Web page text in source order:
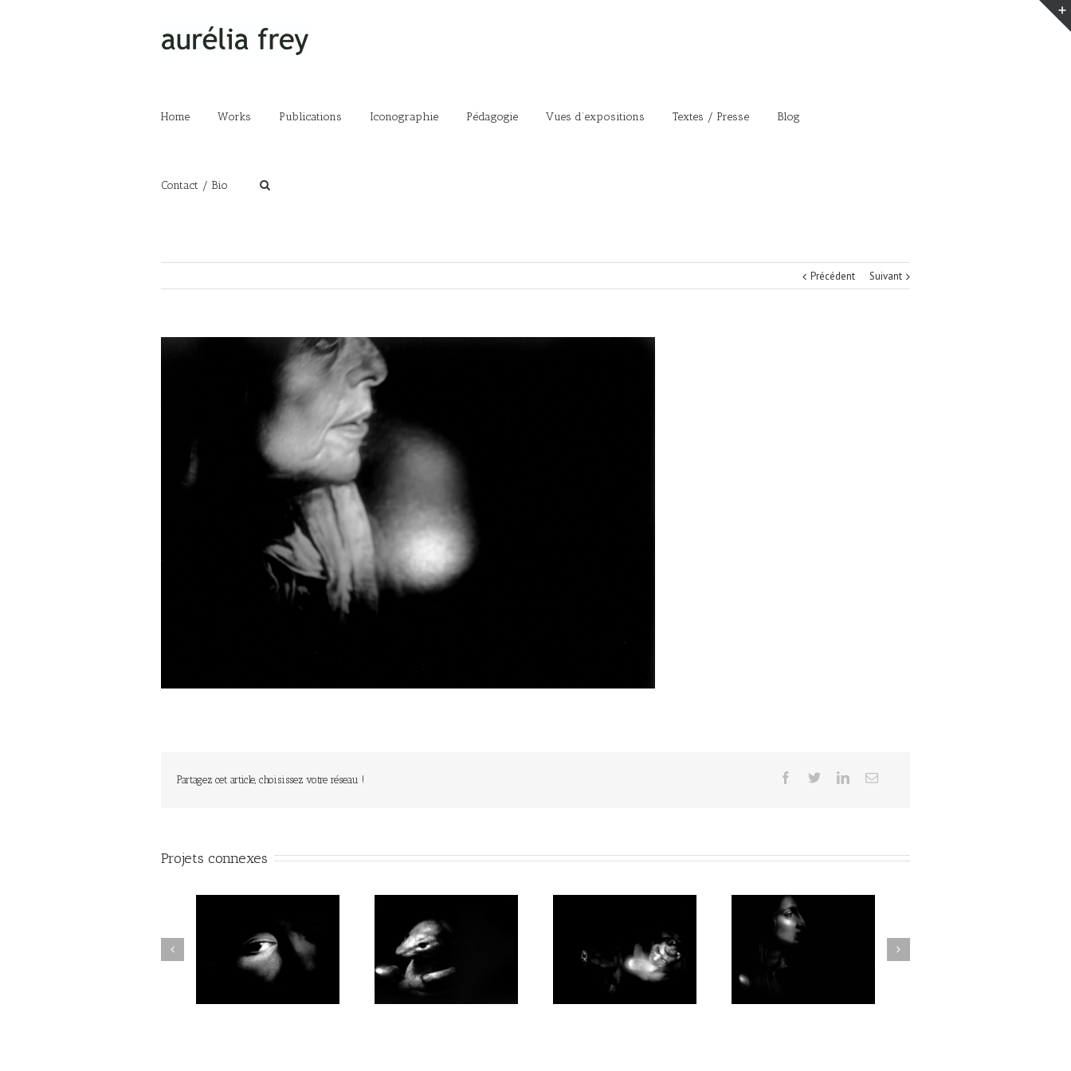
Home Works Publications Iconographie Pédagogie Vues d’expositions Textes / Presse Blog
Contact / Bio
Précédent Suivant
Partagez cet article, choisissez votre réseau !
Projets connexes
Par la forêt obscure #020 Par la forêt obscure #015 Par la forêt obscure #014